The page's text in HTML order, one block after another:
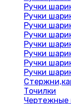
Ручки
Ручки
Ручки
Ручки
Ручки
Ручки
Ручки
Ручки
Точилки
Чертежные